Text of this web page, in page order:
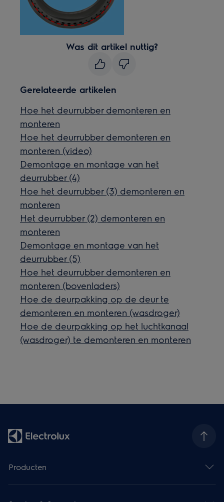
Was dit artikel nuttig?
Gerelateerde artikelen
Hoe het deurrubber demonteren en
monteren
Hoe het deurrubber demonteren en
monteren (video)
Demontage en montage van het
deurrubber (4)
Hoe het deurrubber (3) demonteren en
monteren
Het deurrubber (2) demonteren en
monteren
Demontage en montage van het
deurrubber (5)
Hoe het deurrubber demonteren en
monteren (bovenladers)
Hoe de deurpakking op de deur te
demonteren en monteren (wasdroger)
Hoe de deurpakking op het luchtkanaal
(wasdroger) te demonteren en monteren
Producten